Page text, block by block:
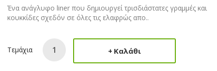
Ένα ανάγλυφο liner που δημιουργεί τρισδιάστατες γραμμές και
κουκκίδες σχεδόν σε όλες τις ελαφρώς απο..
Τεμάχια Καλάθι